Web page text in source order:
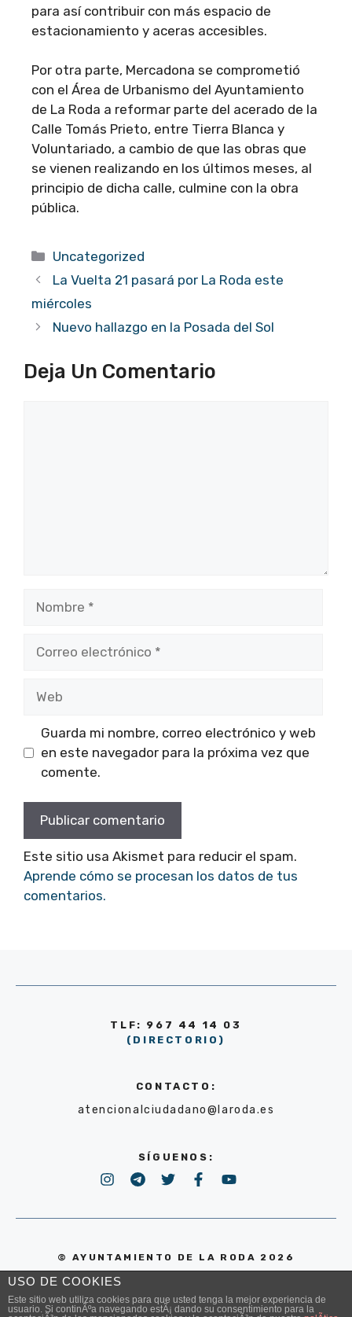
para así contribuir con más espacio de
estacionamiento y aceras accesibles.
Por otra parte, Mercadona se comprometió
con el Área de Urbanismo del Ayuntamiento
de La Roda a reformar parte del acerado de la
Calle Tomás Prieto, entre Tierra Blanca y
Voluntariado, a cambio de que las obras que
se vienen realizando en los últimos meses, al
principio de dicha calle, culmine con la obra
pública.
Categorías
Uncategorized
La Vuelta 21 pasará por La Roda este
miércoles
Nuevo hallazgo en la Posada del Sol
Deja Un Comentario
electrónico
Guarda mi nombre, correo electrónico y web
en este navegador para la próxima vez que
comente.
Este sitio usa Akismet para reducir el spam.
Aprende cómo se procesan los datos de tus
comentarios.
TLF: 967 44 14 03
(DIRECTORIO)
CONTACTO:
atencionalciudadano@laroda.es
SÍGUENOS:
© AYUNTAMIENTO DE LA RODA 2026
POLÍTICA DE PRIVACIDAD
USO DE COOKIES
Este sitio web utiliza cookies para que usted tenga la mejor experiencia de
usuario. Si continÃºa navegando estÃ¡ dando su consentimiento para la